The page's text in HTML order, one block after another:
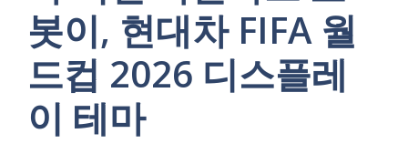
봇이, 현대차 FIFA 월
드컵 2026 디스플레
이 테마